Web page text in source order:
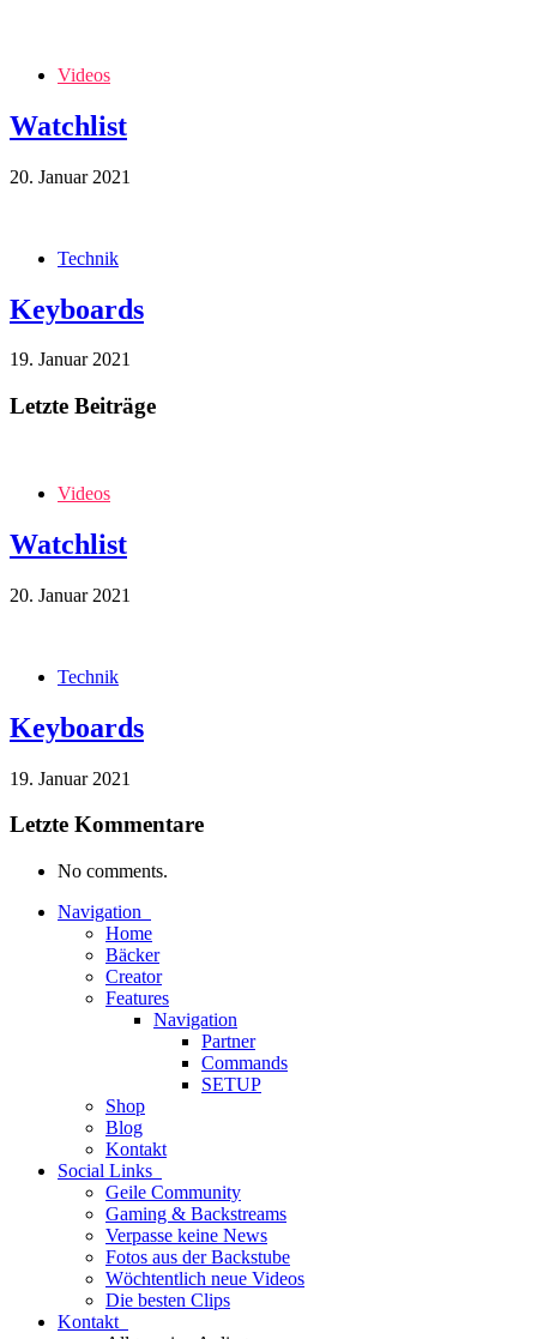
Videos
Watchlist
20. Januar 2021
Technik
Keyboards
19. Januar 2021
Letzte Beiträge
Videos
Watchlist
20. Januar 2021
Technik
Keyboards
19. Januar 2021
Letzte Kommentare
No comments.
Navigation
Home
Bäcker
Creator
Features
Navigation
Partner
Commands
SETUP
Shop
Blog
Kontakt
Social Links
Geile Community
Gaming & Backstreams
Verpasse keine News
Fotos aus der Backstube
Wöchtentlich neue Videos
Die besten Clips
Kontakt